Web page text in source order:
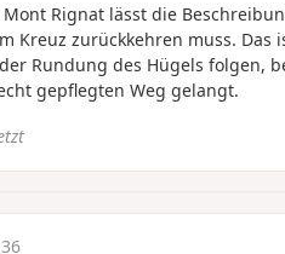
Rignat lässt die
Kreuz zurückkehren muss.
Rundung des Hügels folgen,
gepflegten Weg gelangt.